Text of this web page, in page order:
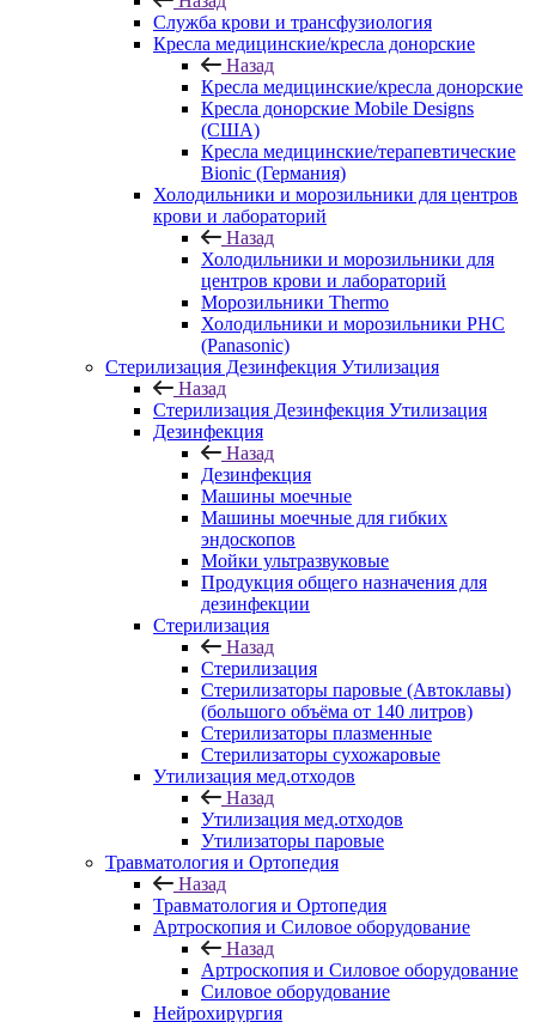
Служба крови и трансфузиология
Кресла медицинские/кресла донорские
Назад
Кресла медицинские/кресла донорские
Кресла донорские Mobile Designs
(США)
Кресла медицинские/терапевтические
Bionic (Германия)
Холодильники и морозильники для центров
крови и лабораторий
Назад
Холодильники и морозильники для
центров крови и лабораторий
Морозильники Thermo
Холодильники и морозильники PHC
(Panasonic)
Стерилизация Дезинфекция Утилизация
Назад
Стерилизация Дезинфекция Утилизация
Дезинфекция
Назад
Дезинфекция
Машины моечные
Машины моечные для гибких
эндоскопов
Мойки ультразвуковые
Продукция общего назначения для
дезинфекции
Стерилизация
Назад
Стерилизация
Стерилизаторы паровые (Автоклавы)
(большого объёма от 140 литров)
Стерилизаторы плазменные
Стерилизаторы сухожаровые
Утилизация мед.отходов
Назад
Утилизация мед.отходов
Утилизаторы паровые
Травматология и Ортопедия
Назад
Травматология и Ортопедия
Артроскопия и Силовое оборудование
Назад
Артроскопия и Силовое оборудование
Силовое оборудование
Нейрохирургия